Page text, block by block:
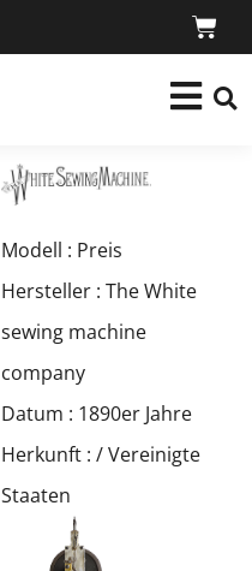
Modell : Preis
Hersteller : The White
sewing machine
company
Datum : 1890er Jahre
Herkunft : / Vereinigte
Staaten